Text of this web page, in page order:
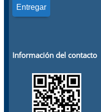
Información del contacto